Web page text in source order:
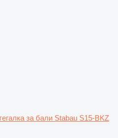
за бали Stabau S15-BKZ